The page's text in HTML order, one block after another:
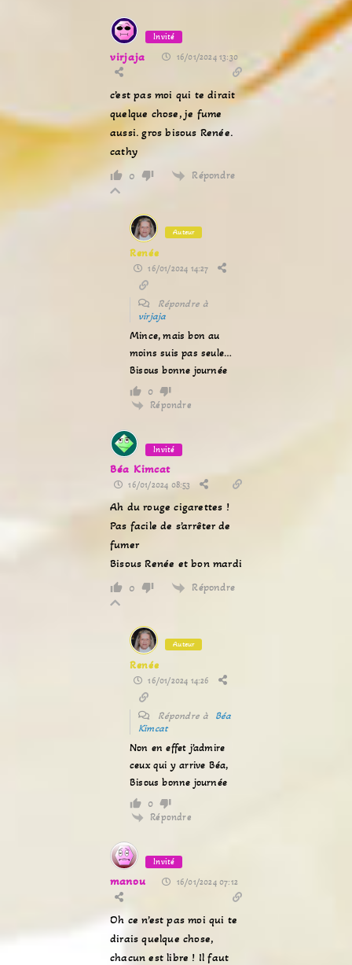
Invité
virjaja 16/01/2024 13:30
c’est pas moi qui te dirait
quelque chose, je fume
aussi. gros bisous Renée.
cathy
0 Répondre
Auteur
Renée
16/01/2024 14:27
Répondre à
virjaja
Mince, mais bon au
moins suis pas seule…
Bisous bonne journée
0
Répondre
Invité
Béa Kimcat
16/01/2024 08:53
Ah du rouge cigarettes !
Pas facile de s’arrêter de
fumer
Bisous Renée et bon mardi
0 Répondre
Auteur
Renée
16/01/2024 14:26
Répondre à Béa
Kimcat
Non en effet j’admire
ceux qui y arrive Béa,
Bisous bonne journée
0
Répondre
Invité
manou 16/01/2024 07:12
Oh ce n’est pas moi qui te
dirais quelque chose,
chacun est libre ! Il faut